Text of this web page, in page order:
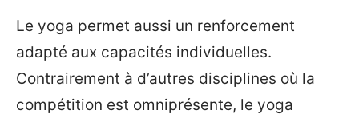
Le yoga permet aussi un renforcement
adapté aux capacités individuelles.
Contrairement à d’autres disciplines où la
compétition est omniprésente, le yoga